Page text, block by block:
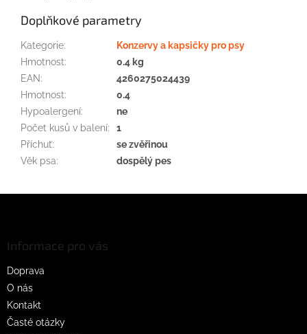
Doplňkové parametry
Kategorie:
Konzervy a kapsičky pro psy
Hmotnost:
0.4 kg
EAN:
4260275024439
Hmotnost:
0.4
Hypoalergení:
ne
Počet kusů v balení:
1
Příchuť:
se zvěřinou
Věk psa: dospělý pes
Informace pro vás
Doprava
O nás
Kontakt
Časté otázky